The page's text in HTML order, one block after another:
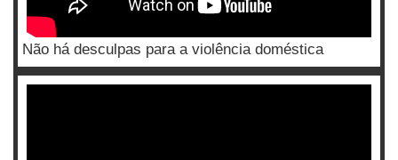
Não há desculpas para a violência doméstica